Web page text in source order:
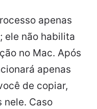
apenas
ele não habilita
no Mac. Após
apenas
de copiar,
nele. Caso